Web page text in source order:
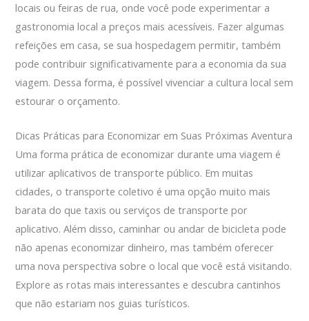
locais ou feiras de rua, onde você pode experimentar a
gastronomia local a preços mais acessíveis. Fazer algumas
refeições em casa, se sua hospedagem permitir, também
pode contribuir significativamente para a economia da sua
viagem. Dessa forma, é possível vivenciar a cultura local sem
estourar o orçamento.
Dicas Práticas para Economizar em Suas Próximas Aventura
Uma forma prática de economizar durante uma viagem é
utilizar aplicativos de transporte público. Em muitas
cidades, o transporte coletivo é uma opção muito mais
barata do que taxis ou serviços de transporte por
aplicativo. Além disso, caminhar ou andar de bicicleta pode
não apenas economizar dinheiro, mas também oferecer
uma nova perspectiva sobre o local que você está visitando.
Explore as rotas mais interessantes e descubra cantinhos
que não estariam nos guias turísticos.